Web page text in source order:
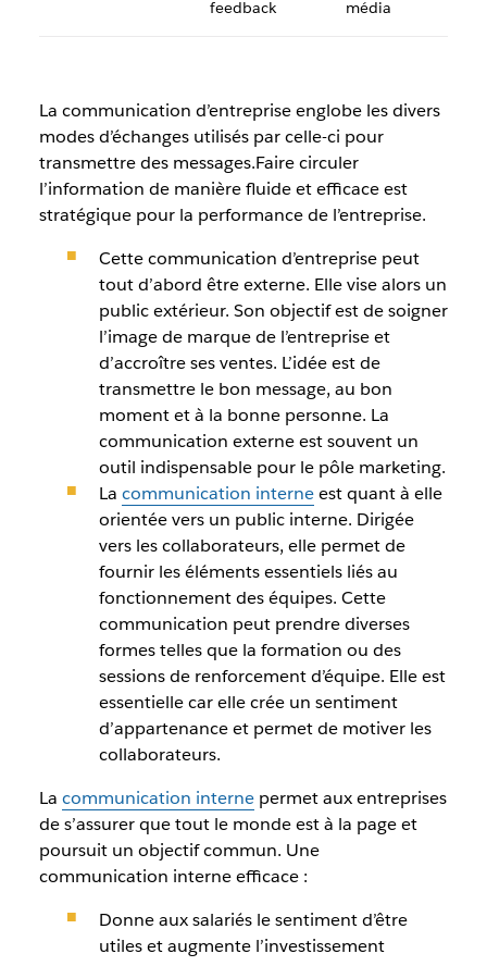
feedback
média
La communication d’entreprise englobe les divers
modes d’échanges utilisés par celle-ci pour
transmettre des messages.Faire circuler
l’information de manière fluide et efficace est
stratégique pour la performance de l’entreprise.
Cette communication d’entreprise peut
tout d’abord être externe. Elle vise alors un
public extérieur. Son objectif est de soigner
l’image de marque de l’entreprise et
d’accroître ses ventes. L’idée est de
transmettre le bon message, au bon
moment et à la bonne personne. La
communication externe est souvent un
outil indispensable pour le pôle marketing.
La communication interneest quant à elle
orientée vers un public interne. Dirigée
vers les collaborateurs, elle permet de
fournir les éléments essentiels liés au
fonctionnement des équipes. Cette
communication peut prendre diverses
formes telles que la formation ou des
sessions de renforcement d’équipe. Elle est
essentielle car elle crée un sentiment
d’appartenance et permet de motiver les
collaborateurs.
La communication internepermet aux entreprises
de s’assurer que tout le monde est à la page et
poursuit un objectif commun. Une
communication interne efficace :
Donne aux salariés le sentiment d’être
utiles et augmente l’investissement